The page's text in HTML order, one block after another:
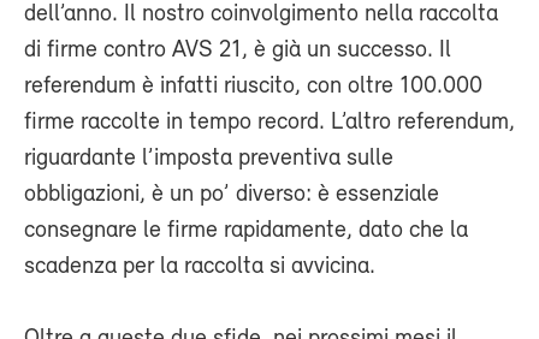
dell’anno. Il nostro coinvolgimento nella raccolta
di firme contro AVS 21, è già un successo. Il
referendum è infatti riuscito, con oltre 100.000
firme raccolte in tempo record. L’altro referendum,
riguardante l’imposta preventiva sulle
obbligazioni, è un po’ diverso: è essenziale
consegnare le firme rapidamente, dato che la
scadenza per la raccolta si avvicina.